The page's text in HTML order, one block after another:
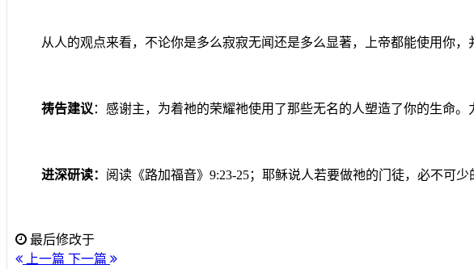
从人的观点来看，不论你是多么寂寂无闻还是多么显著，上帝都能使用你，
祷告建议 ：感谢主，为着祂的荣耀祂使用了那些无名的人塑造了你的生命
进深研读： 阅读《路加福音》9:23-25；耶稣说人若要做祂的门徒，必不可
最后修改于
上一篇 下一篇